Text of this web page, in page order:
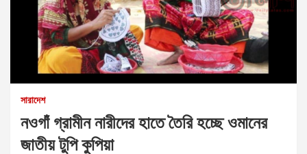
সারাদেশ
নওগাঁ গ্রামীন নারীদের হাতে তৈরি হচ্ছে ওমানের
জাতীয় টুপি কুপিয়া